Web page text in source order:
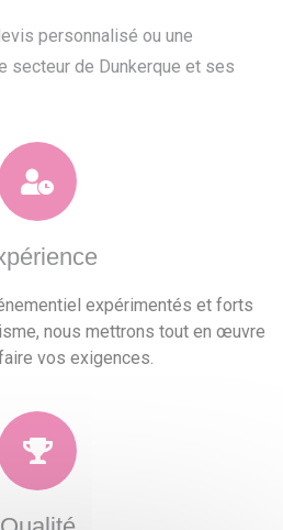
personnalisé ou une
secteur de Dunkerque et ses
expérimentés et forts
nous mettrons tout en œuvre
vos exigences.